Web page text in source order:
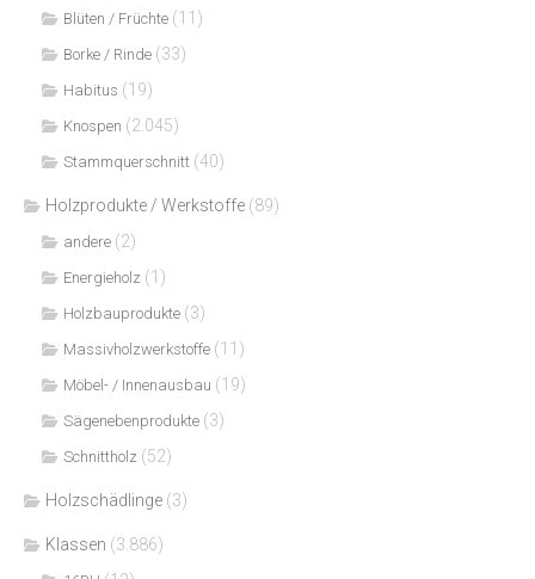
Blüten / Früchte (11)
Borke / Rinde (33)
Habitus (19)
Knospen (2.045)
Stammquerschnitt (40)
Holzprodukte / Werkstoffe (89)
andere (2)
Energieholz (1)
Holzbauprodukte (3)
Massivholzwerkstoffe (11)
Möbel- / Innenausbau (19)
Sägenebenprodukte (3)
Schnittholz (52)
Holzschädlinge (3)
Klassen (3.886)